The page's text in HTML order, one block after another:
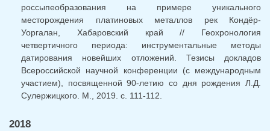
россыпеобразования на примере уникального
месторождения платиновых металлов рек Кондёр-
Уоргалан, Хабаровский край // Геохронология
четвертичного периода: инструментальные методы
датирования новейших отложений. Тезисы докладов
Всероссийской научной конференции (с международным
участием), посвященной 90-летию со дня рождения Л.Д.
Сулержицкого. М., 2019. с. 111-112.
2018